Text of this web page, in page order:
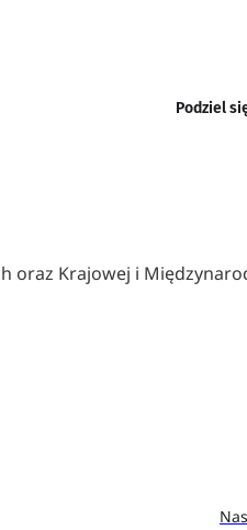
Podziel
oraz Krajowej i